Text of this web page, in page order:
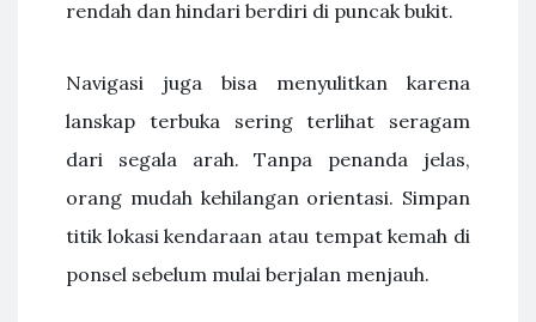
rendah dan hindari berdiri di puncak bukit.
Navigasi juga bisa menyulitkan karena
lanskap terbuka sering terlihat seragam
dari segala arah. Tanpa penanda jelas,
orang mudah kehilangan orientasi. Simpan
titik lokasi kendaraan atau tempat kemah di
ponsel sebelum mulai berjalan menjauh.